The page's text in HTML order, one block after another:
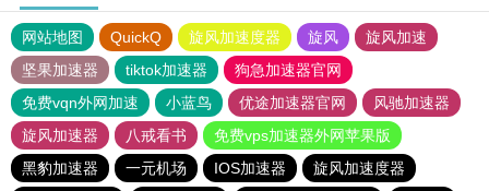
网站地图 QuickQ 旋风加速度器 旋风
旋风加速
坚果加速器
tiktok加速器
狗急加速器官网
免费vqn外网加速
小蓝鸟 优途加速器官网
风驰加速器
旋风加速器
八戒看书
免费vps加速器外网苹果版
黑豹加速器
一元机场 IOS加速器
旋风加速度器